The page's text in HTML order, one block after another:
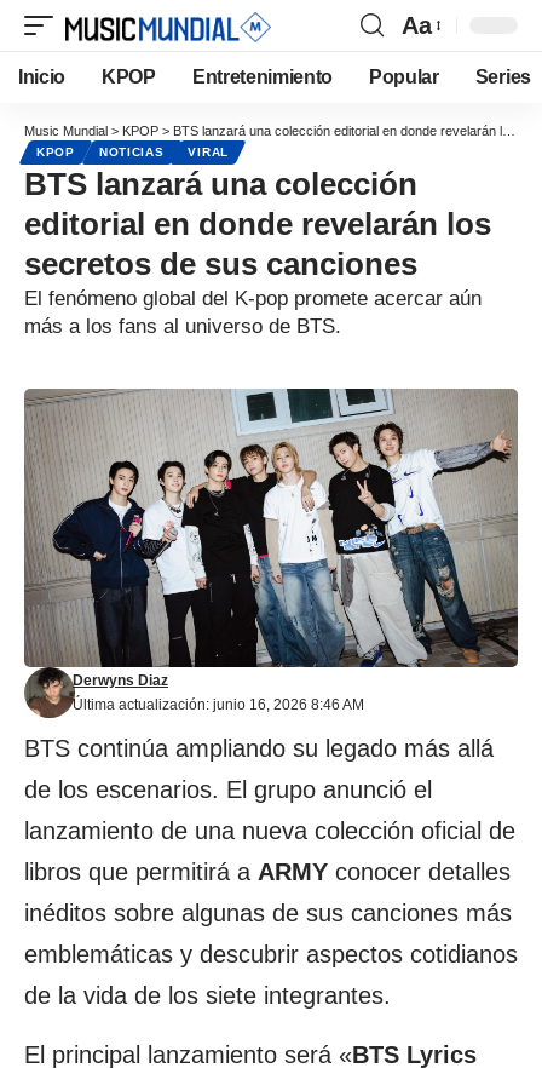
Aa
Inicio KPOP Entretenimiento Popular Series
Music Mundial > KPOP > BTS lanzará una colección editorial en donde revelarán los secretos de sus canciones
KPOP NOTICIAS VIRAL
BTS lanzará una colección
editorial en donde revelarán los
secretos de sus canciones
El fenómeno global del K-pop promete acercar aún
más a los fans al universo de BTS.
Última actualización: junio 16, 2026 8:46 AM
Derwyns Diaz
BTS continúa ampliando su legado más allá
de los escenarios. El grupo anunció el
lanzamiento de una nueva colección oficial de
libros que permitirá a ARMY conocer detalles
inéditos sobre algunas de sus canciones más
emblemáticas y descubrir aspectos cotidianos
de la vida de los siete integrantes.
El principal lanzamiento será «BTS Lyrics